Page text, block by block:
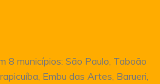
8 municípios: São Paulo, Taboão
Embu das Artes, Barueri,